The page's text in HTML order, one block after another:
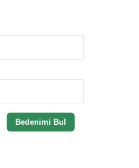
Bedenimi Bul